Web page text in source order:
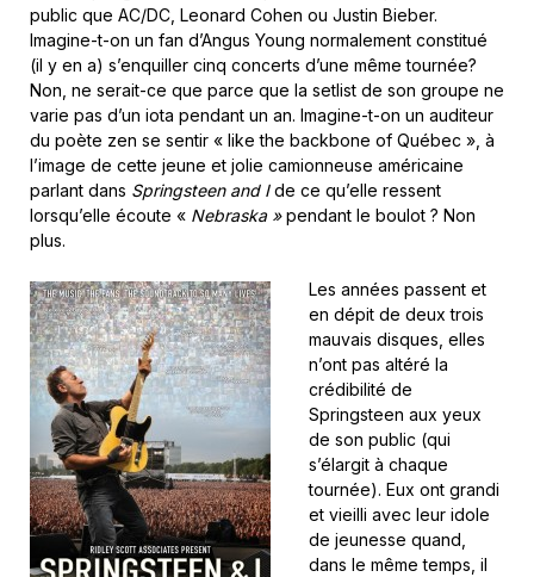
public que AC/DC, Leonard Cohen ou Justin Bieber.
Imagine-t-on un fan d’Angus Young normalement constitué
(il y en a) s’enquiller cinq concerts d’une même tournée?
Non, ne serait-ce que parce que la setlist de son groupe ne
varie pas d’un iota pendant un an. Imagine-t-on un auditeur
du poète zen se sentir « like the backbone of Québec », à
l’image de cette jeune et jolie camionneuse américaine
parlant dans Springsteen and Ide ce qu’elle ressent
lorsqu’elle écoute « Nebraska »pendant le boulot ? Non
plus.
Les années passent et
en dépit de deux trois
mauvais disques, elles
n’ont pas altéré la
crédibilité de
Springsteen aux yeux
de son public (qui
s’élargit à chaque
tournée). Eux ont grandi
et vieilli avec leur idole
de jeunesse quand,
dans le même temps, il